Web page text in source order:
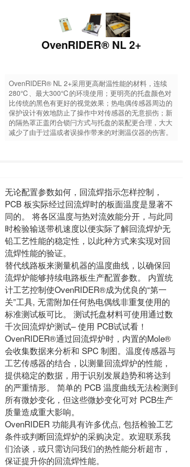
OvenRIDER® NL 2+
OvenRIDER® NL 2+采用更高耐温性能的材料，连续
280℃、最大300℃的环境使用；更明亮的托盘颜色对
比传统的黑色有更好的视觉效果；热电偶传感器周边的
保护设计有效地防止了操作中对传感器的无意损伤；新
的隔热罩正盖闭合锁闩方式与托盘的装配更合理，大大
减少了由于过温或者误操作带来的对测温仪器的伤害。
无论配置参数如何，回流焊指示怎样控制，
PCB 板实际经过回流焊时的板面温度是显著不
同的。 将各区温度与热对流效能分开，与此同
时检验输送带机速度以便实际了解回流焊炉无
铅工艺性能的稳定性，以此种方式来实现对回
流焊性能的验证。
替代线路板来测量机器的温度曲线，以确保回
流焊炉能够持续电路板生产配置参数。 内置统
计工艺控制使OvenRIDER®成为优良的“第一
关”工具, 无需附加任何热电偶线非重复使用的
标准测试板可比。 测试托盘材料可使用通过数
千次回流焊炉测试– 使用 PCB试试看！
OvenRIDER®通过回流焊炉时，内置的Mole®
会收集数据来分析和 SPC 制图。温度传感器与
工艺传感器的结合，以测量回流焊炉的性能，
提供稳定的数据，用于识别发展趋势和将达到
的严重情形。 简单的 PCB 温度曲线无法检测到
所有微妙变化，但这些微妙变化可对 PCB生产
质量造成重大影响。
OvenRIDER 功能具有许多优点, 包括检验工艺
条件或判断回流焊炉的采购决定。欢迎联系我
们洽谈，或只需访问我们的热性能分析超市，
保证提升你的回流焊性能。